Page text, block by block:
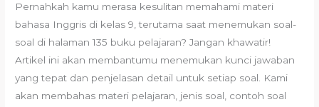
Pernahkah kamu merasa kesulitan memahami materi
bahasa Inggris di kelas 9, terutama saat menemukan soal-
soal di halaman 135 buku pelajaran? Jangan khawatir!
Artikel ini akan membantumu menemukan kunci jawaban
yang tepat dan penjelasan detail untuk setiap soal. Kami
akan membahas materi pelajaran, jenis soal, contoh soal